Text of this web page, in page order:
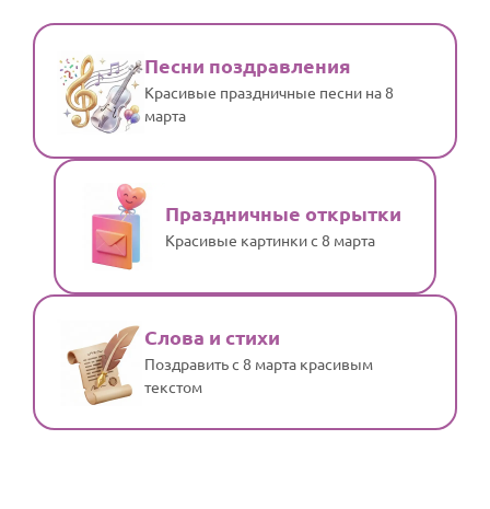
Песни поздравления
Красивые праздничные песни на 8
марта
Праздничные открытки
Красивые картинки с 8 марта
Слова и стихи
Поздравить с 8 марта красивым
текстом